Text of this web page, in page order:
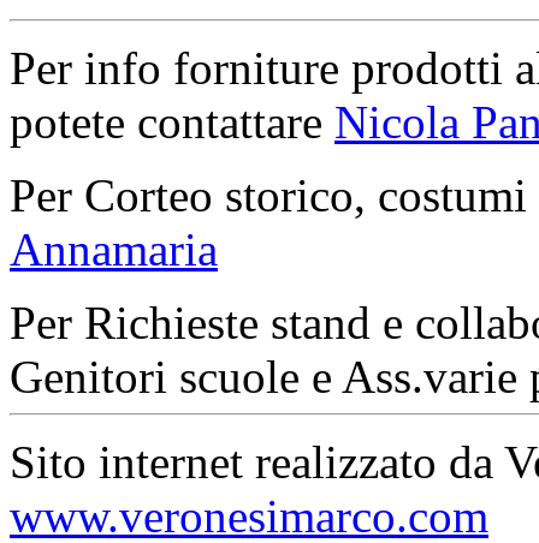
Per info forniture prodotti
potete contattare Nicola
Per Corteo storico,
Annamaria
Per Richieste stand e
Genitori scuole e Ass.varie
Sito internet realizzato da
www.veronesimarco.com